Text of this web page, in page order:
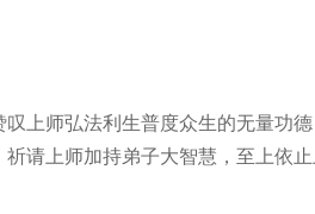
上师弘法利生普度众生的无量功
请上师加持弟子大智慧，至上依